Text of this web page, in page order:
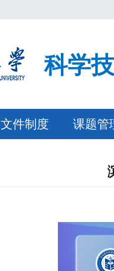
科学
文件制度 课题管